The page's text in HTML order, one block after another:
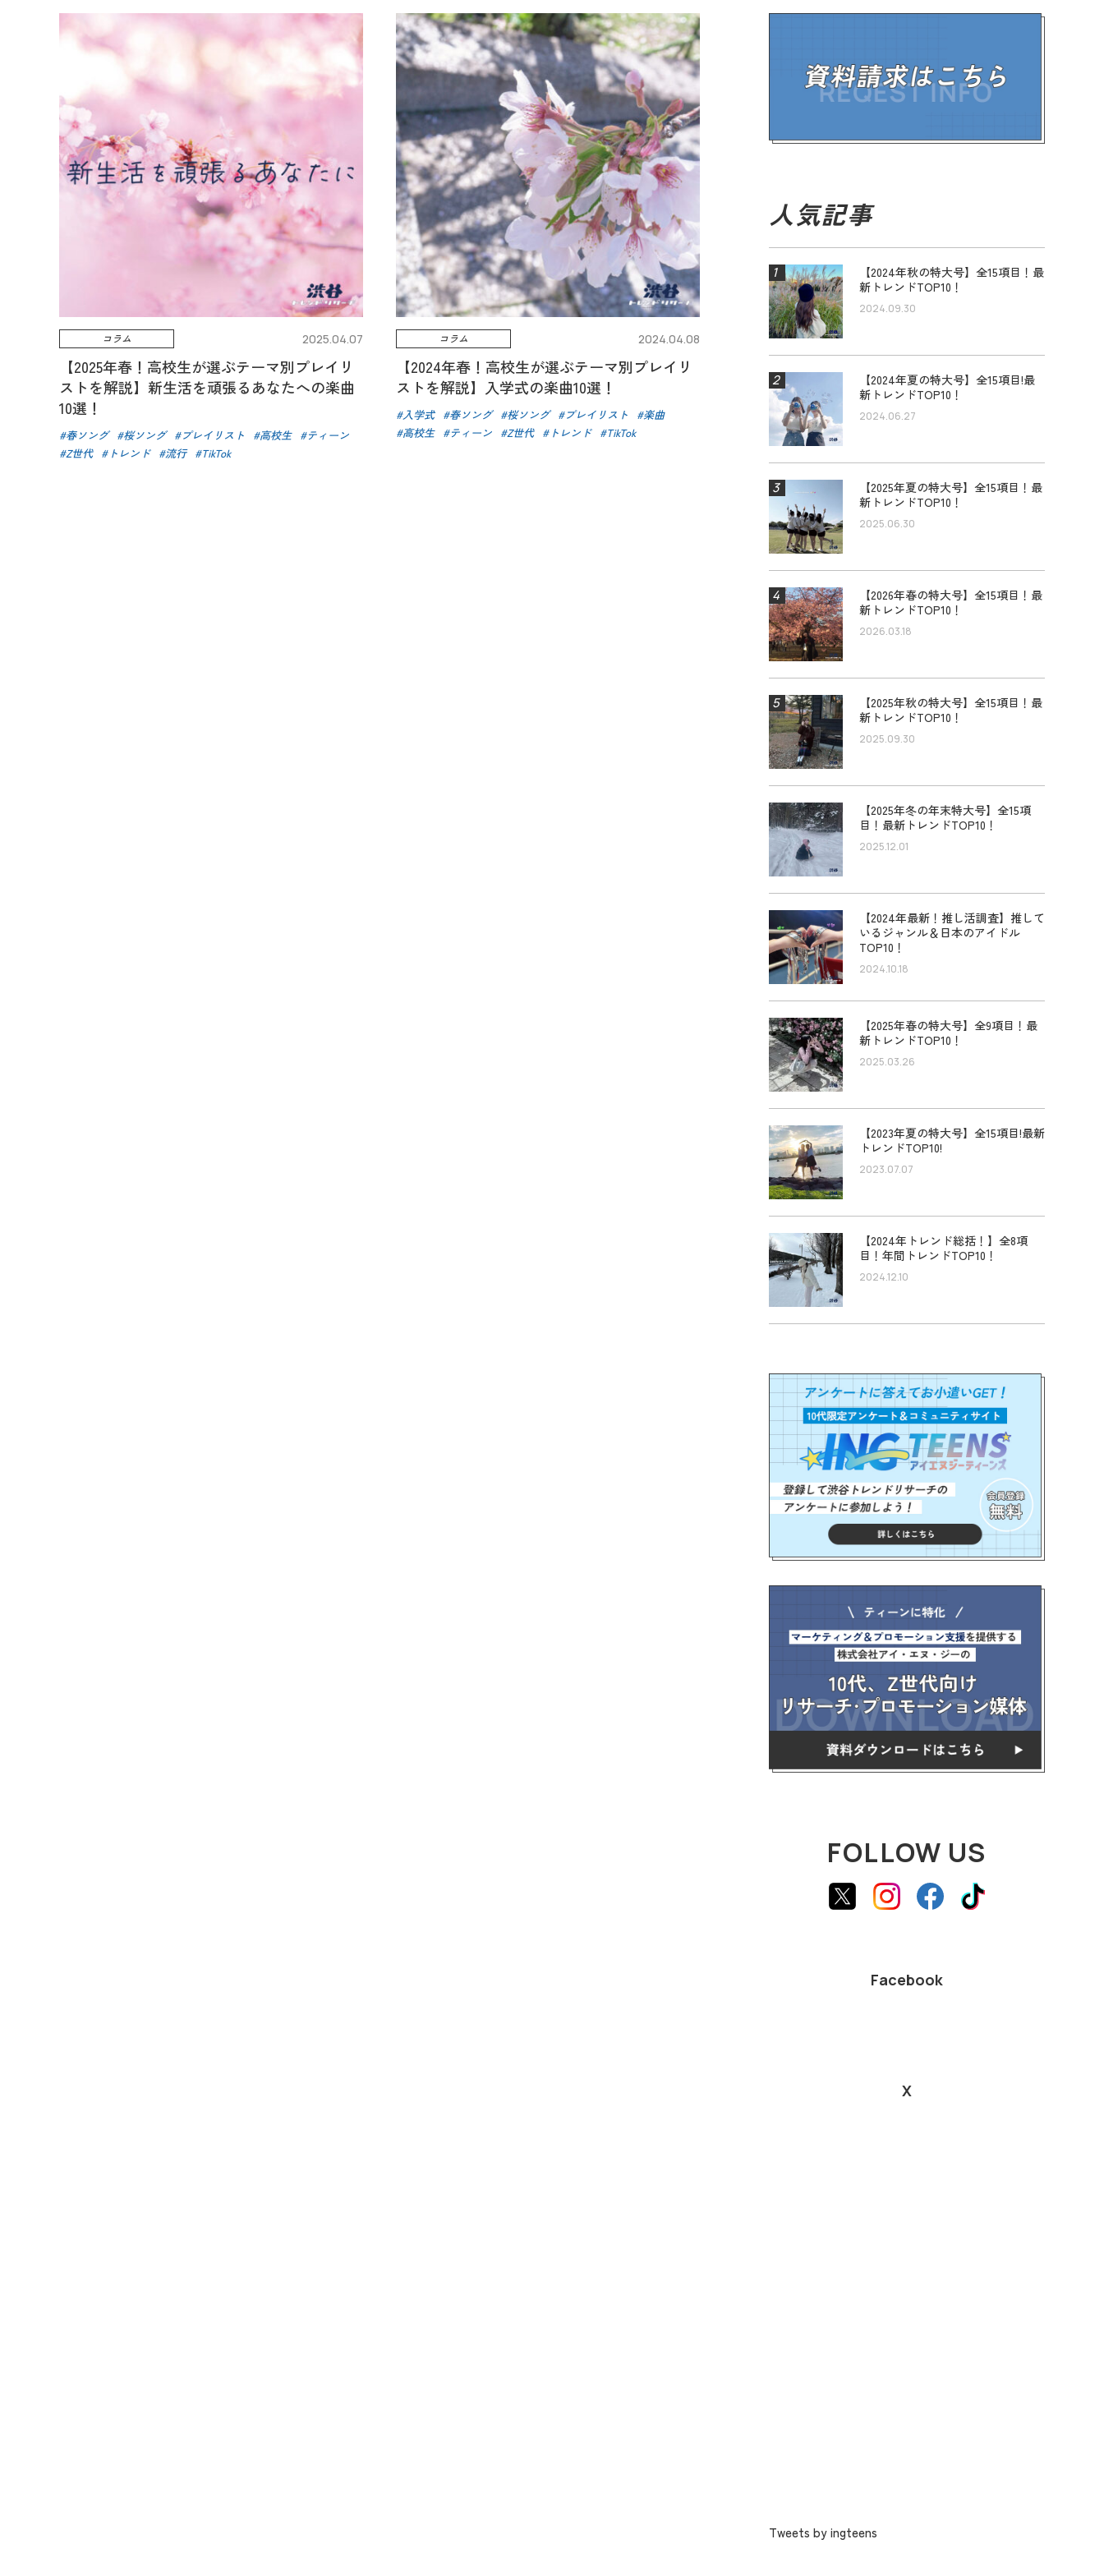
コラム 2025.04.07
【2025年春！高校生が選ぶテーマ別プレイリ
ストを解説】新生活を頑張るあなたへの楽曲
10選！
春ソング 桜ソング プレイリスト 高校生
ティーン
Z世代
トレンド 流行 TikTok
コラム 2024.04.08
【2024年春！高校生が選ぶテーマ別プレイリ
ストを解説】入学式の楽曲10選！
入学式 春ソング 桜ソング プレイリスト
楽曲
高校生
ティーン Z世代 トレンド TikTok
人気記事
【2024年秋の特大号】全15項目！最
新トレンドTOP10！
2024.09.30
【2024年夏の特大号】全15項目!最
新トレンドTOP10！
2024.06.27
【2025年夏の特大号】全15項目！最
新トレンドTOP10！
2025.06.30
【2026年春の特大号】全15項目！最
新トレンドTOP10！
2026.03.18
【2025年秋の特大号】全15項目！最
新トレンドTOP10！
2025.09.30
【2025年冬の年末特大号】全15項
目！最新トレンドTOP10！
2025.12.01
【2024年最新！推し活調査】推して
いるジャンル＆日本のアイドル
TOP10！
2024.10.18
【2025年春の特大号】全9項目！最
新トレンドTOP10！
2025.03.26
【2023年夏の特大号】全15項目!最新
トレンドTOP10!
2023.07.07
【2024年トレンド総括！】全8項
目！年間トレンドTOP10！
2024.12.10
FOLLOW US
Facebook
X
Tweets by ingteens